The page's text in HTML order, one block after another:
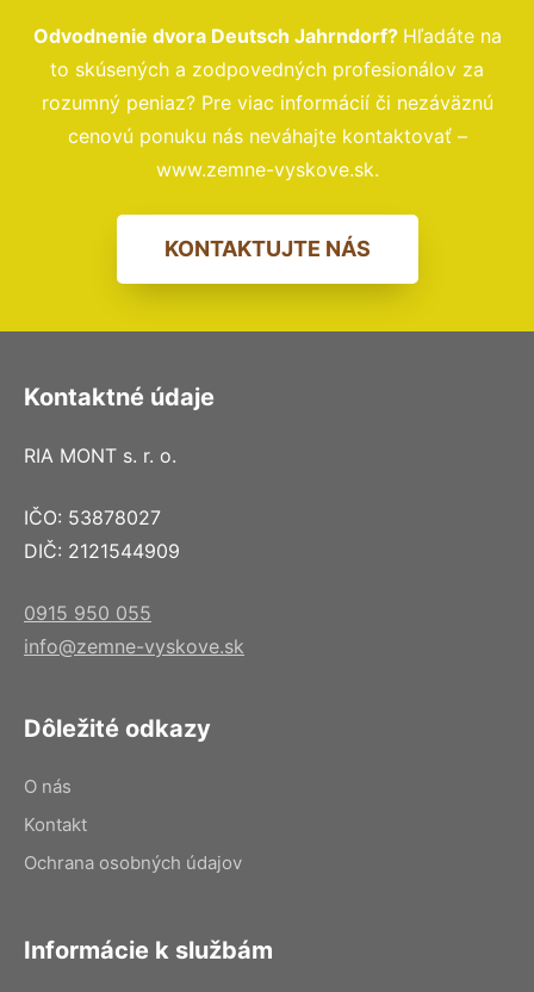
Odvodnenie dvora Deutsch Jahrndorf? Hľadáte na
to skúsených a zodpovedných profesionálov za
rozumný peniaz? Pre viac informácií či nezáväznú
cenovú ponuku nás neváhajte kontaktovať –
www.zemne-vyskove.sk.
KONTAKTUJTE NÁS
Kontaktné údaje
RIA MONT s. r. o.
IČO: 53878027
DIČ: 2121544909
0915 950 055
info@zemne-vyskove.sk
Dôležité odkazy
O nás
Kontakt
Ochrana osobných údajov
Informácie k službám